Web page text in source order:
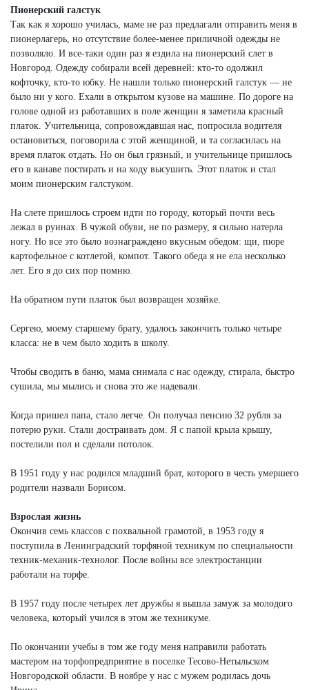
Пионерский галстук
Так как я хорошо училась, маме не раз предлагали отправить меня в
пионерлагерь, но отсутствие более-менее приличной одежды не
позволяло. И все-таки один раз я ездила на пионерский слет в
Новгород. Одежду собирали всей деревней: кто-то одолжил
кофточку, кто-то юбку. Не нашли только пионерский галстук — не
было ни у кого. Ехали в открытом кузове на машине. По дороге на
голове одной из работавших в поле женщин я заметила красный
платок. Учительница, сопровождавшая нас, попросила водителя
остановиться, поговорила с этой женщиной, и та согласилась на
время платок отдать. Но он был грязный, и учительнице пришлось
его в канаве постирать и на ходу высушить. Этот платок и стал
моим пионерским галстуком.
На слете пришлось строем идти по городу, который почти весь
лежал в руинах. В чужой обуви, не по размеру, я сильно натерла
ногу. Но все это было вознаграждено вкусным обедом: щи, пюре
картофельное с котлетой, компот. Такого обеда я не ела несколько
лет. Его я до сих пор помню.
На обратном пути платок был возвращен хозяйке.
Сергею, моему старшему брату, удалось закончить только четыре
класса: не в чем было ходить в школу.
Чтобы сводить в баню, мама снимала с нас одежду, стирала, быстро
сушила, мы мылись и снова это же надевали.
Когда пришел папа, стало легче. Он получал пенсию 32 рубля за
потерю руки. Стали достраивать дом. Я с папой крыла крышу,
постелили пол и сделали потолок.
В 1951 году у нас родился младший брат, которого в честь умершего
родители назвали Борисом.
Взрослая жизнь
Окончив семь классов с похвальной грамотой, в 1953 году я
поступила в Ленинградский торфяной техникум по специальности
техник-механик-технолог. После войны все электростанции
работали на торфе.
В 1957 году после четырех лет дружбы я вышла замуж за молодого
человека, который учился в этом же техникуме.
По окончании учебы в том же году меня направили работать
мастером на торфопредприятие в поселке Тесово-Нетыльском
Новгородской области. В ноябре у нас с мужем родилась дочь